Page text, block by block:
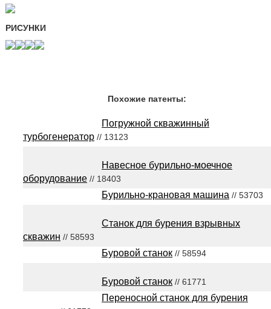
РИСУНКИ
Похожие патенты:
Погружной скважинный
турбогенератор // 13123
Навесное бурильно-моечное
оборудование // 18403
Бурильно-крановая машина // 53703
Станок для бурения взрывных
скважин // 58593
Буровой станок // 58594
Буровой станок // 61771
Переносной станок для бурения